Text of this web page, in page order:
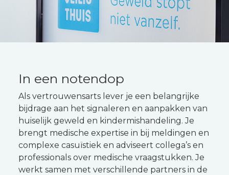
In een notendop
Als vertrouwensarts lever je een belangrijke
bijdrage aan het signaleren en aanpakken van
huiselijk geweld en kindermishandeling. Je
brengt medische expertise in bij meldingen en
complexe casuïstiek en adviseert collega’s en
professionals over medische vraagstukken. Je
werkt samen met verschillende partners in de